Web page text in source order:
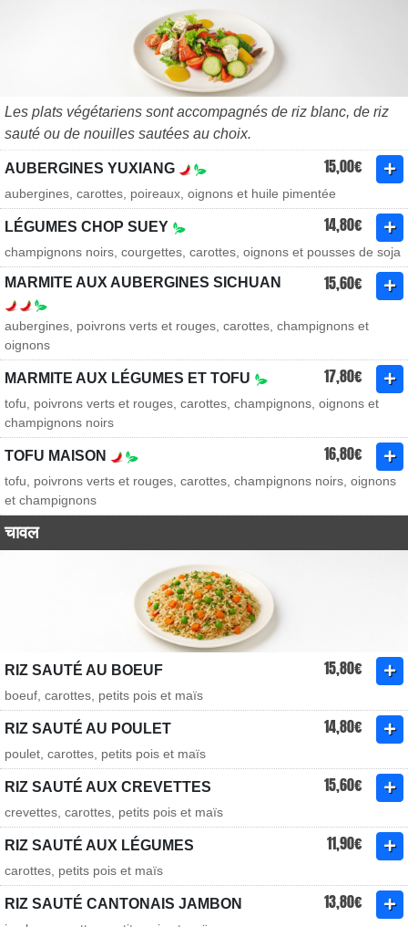
Les plats végétariens sont accompagnés de riz blanc, de riz
sauté ou de nouilles sautées au choix.
AUBERGINES YUXIANG 15,00€
aubergines, carottes, poireaux, oignons et huile pimentée
LÉGUMES CHOP SUEY 14,80€
champignons noirs, courgettes, carottes, oignons et pousses de soja
MARMITE AUX AUBERGINES SICHUAN 15,60€
aubergines, poivrons verts et rouges, carottes, champignons et
oignons
MARMITE AUX LÉGUMES ET TOFU 17,80€
tofu, poivrons verts et rouges, carottes, champignons, oignons et
champignons noirs
TOFU MAISON 16,80€
tofu, poivrons verts et rouges, carottes, champignons noirs, oignons
et champignons
चावल
RIZ SAUTÉ AU BOEUF 15,80€
boeuf, carottes, petits pois et maïs
RIZ SAUTÉ AU POULET 14,80€
poulet, carottes, petits pois et maïs
RIZ SAUTÉ AUX CREVETTES 15,60€
crevettes, carottes, petits pois et maïs
RIZ SAUTÉ AUX LÉGUMES 11,90€
carottes, petits pois et maïs
RIZ SAUTÉ CANTONAIS JAMBON 13,80€